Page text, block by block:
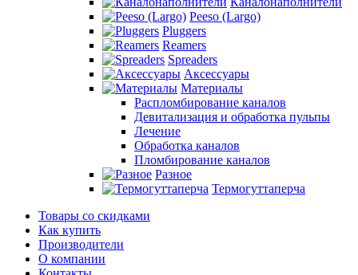
Peeso (Largo)
Pluggers
Reamers
Spreaders
Аксессуары
Материалы
Распломбирование каналов
Девитализация и обработка пульпы
Лечение
Обработка каналов
Пломбирование каналов
Разное
Термогуттаперча
Товары со скидками
Как купить
Производители
О компании